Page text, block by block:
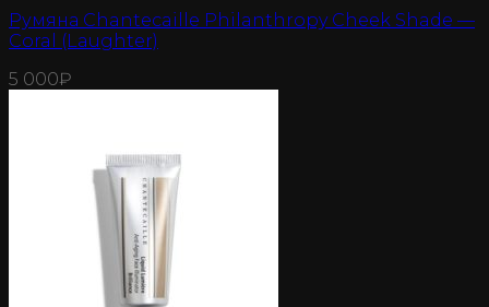
Румяна Chantecaille Philanthropy Cheek Shade —
Coral (Laughter)
5 000₽